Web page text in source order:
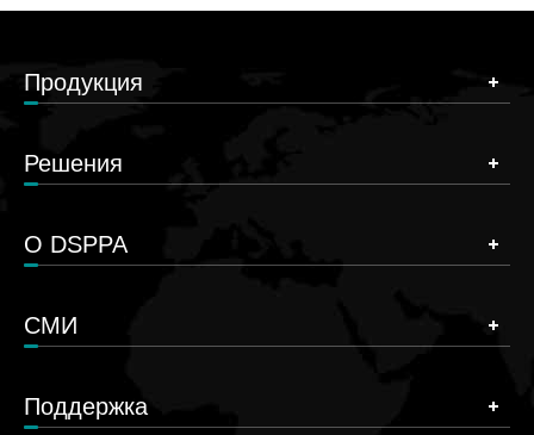
Продукция
Решения
О DSPPA
СМИ
Поддержка